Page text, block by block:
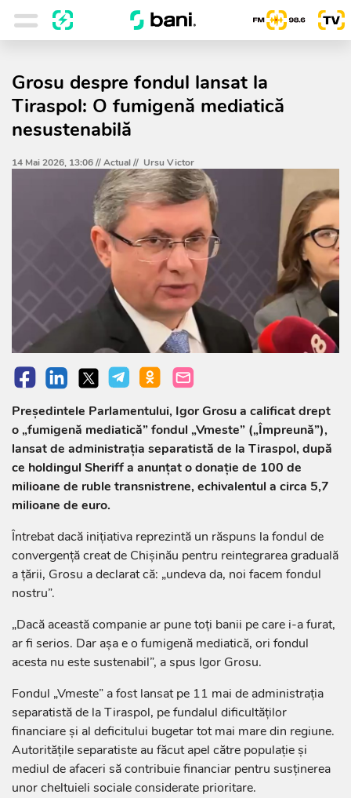
Grosu despre fondul lansat la
Tiraspol: O fumigenă mediatică
nesustenabilă
14 Mai 2026, 13:06 //Actual// Ursu Victor
Președintele Parlamentului, Igor Grosu a calificat drept
o „fumigenă mediatică” fondul „Vmeste” („Împreună”),
lansat de administrația separatistă de la Tiraspol, după
ce holdingul Sheriff a anunțat o donație de 100 de
milioane de ruble transnistrene, echivalentul a circa 5,7
milioane de euro.
Întrebat dacă inițiativa reprezintă un răspuns la fondul de
convergență creat de Chișinău pentru reintegrarea graduală
a țării, Grosu a declarat că: „undeva da, noi facem fondul
nostru”.
„Dacă această companie ar pune toți banii pe care i-a furat,
ar fi serios. Dar așa e o fumigenă mediatică, ori fondul
acesta nu este sustenabil”, a spus Igor Grosu.
Fondul „Vmeste” a fost lansat pe 11 mai de administrația
separatistă de la Tiraspol, pe fundalul dificultăților
financiare și al deficitului bugetar tot mai mare din regiune.
Autoritățile separatiste au făcut apel către populație și
mediul de afaceri să contribuie financiar pentru susținerea
unor cheltuieli sociale considerate prioritare.